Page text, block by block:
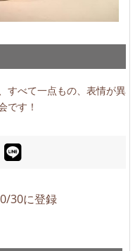
すべて一点もの、表情が異
です！
30に登録